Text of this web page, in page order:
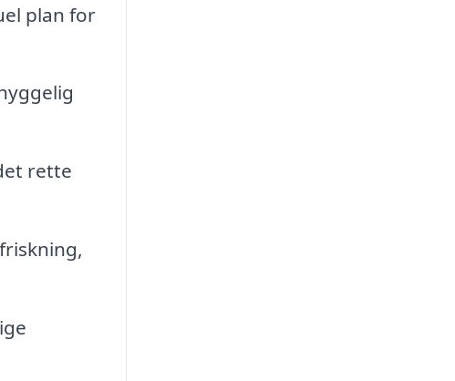
plan for
rette